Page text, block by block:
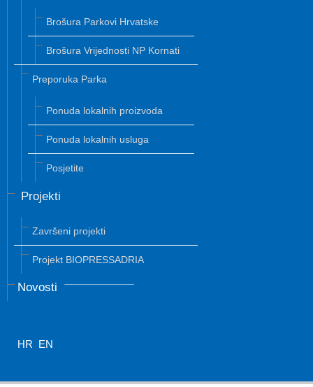
Brošura Parkovi Hrvatske
Brošura Vrijednosti NP Kornati
Preporuka Parka
Ponuda lokalnih proizvoda
Ponuda lokalnih usluga
Posjetite
Projekti
Završeni projekti
Projekt BIOPRESSADRIA
Novosti
HR EN